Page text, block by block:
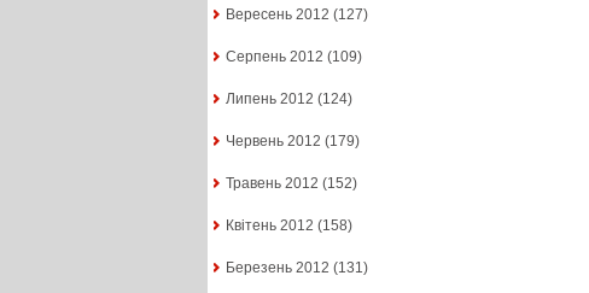
Вересень 2012 (127)
Серпень 2012 (109)
Липень 2012 (124)
Червень 2012 (179)
Травень 2012 (152)
Квітень 2012 (158)
Березень 2012 (131)